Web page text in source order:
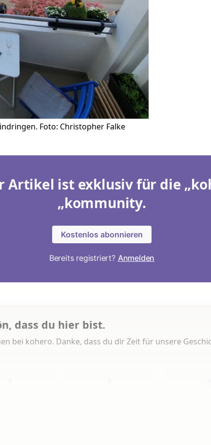
Foto: Christopher Falke
Artikel ist exklusiv für die
„kommunity.
Kostenlos abonnieren
Bereits registriert? Anmelden
dass du hier bist.
bei kohero. Danke, dass du dir Zeit für unsere